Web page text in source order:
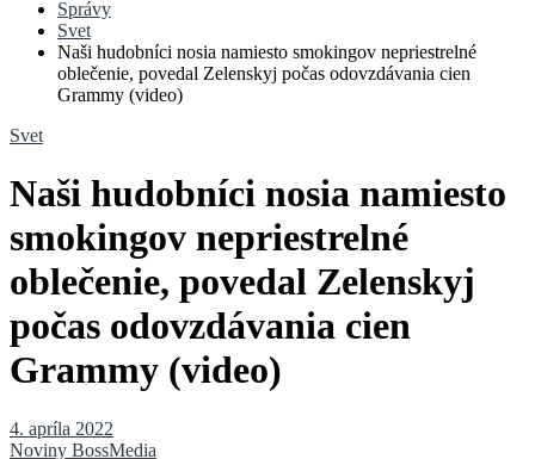
Správy
Svet
Naši hudobníci nosia namiesto smokingov nepriestrelné
oblečenie, povedal Zelenskyj počas odovzdávania cien
Grammy (video)
Svet
Naši hudobníci nosia namiesto
smokingov nepriestrelné
oblečenie, povedal Zelenskyj
počas odovzdávania cien
Grammy (video)
4. apríla 2022
Noviny BossMedia